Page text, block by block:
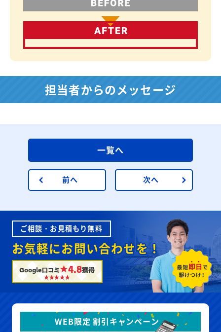
担当者からのメッセージ
前へ
一覧へ
次へ
ご相談・お見積もり無料
お気軽にお問い合わせを！
Google口コミ★4.8獲得
WEB限定 割引キャンペーン